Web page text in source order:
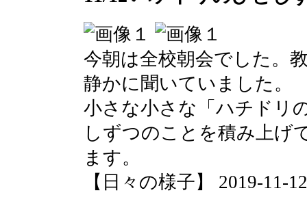
今朝は全校朝会でした。
静かに聞いていました。
小さな小さな「ハチドリ
しずつのことを積み上げ
ます。
【日々の様子】 2019-11-